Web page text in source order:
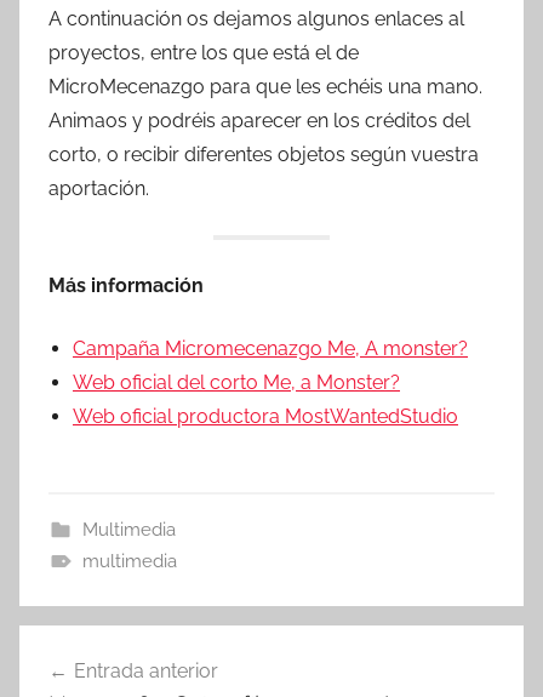
A continuación os dejamos algunos enlaces al
proyectos, entre los que está el de
MicroMecenazgo para que les echéis una mano.
Animaos y podréis aparecer en los créditos del
corto, o recibir diferentes objetos según vuestra
aportación.
Más información
Campaña Micromecenazgo Me, A monster?
Web oficial del corto Me, a Monster?
Web oficial productora MostWantedStudio
Multimedia
multimedia
Entrada anterior